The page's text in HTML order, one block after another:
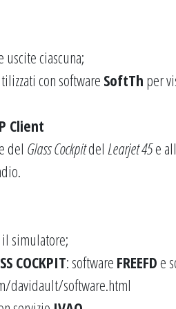
ciascuna;
con software SoftTh per
Client
del Glass Cockpitdel Learjet 45e
simulatore;
COCKPIT: software FREEFD e
davidault/software.html